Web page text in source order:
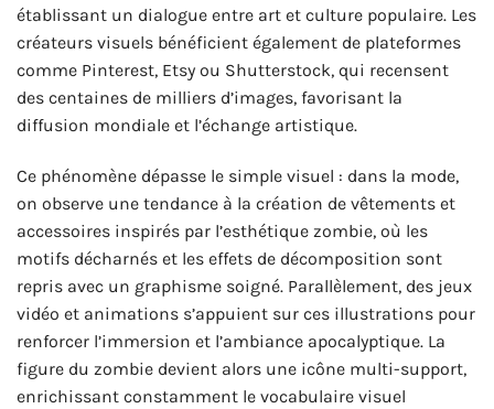
établissant un dialogue entre art et culture populaire. Les
créateurs visuels bénéficient également de plateformes
comme Pinterest, Etsy ou Shutterstock, qui recensent
des centaines de milliers d’images, favorisant la
diffusion mondiale et l’échange artistique.
Ce phénomène dépasse le simple visuel : dans la mode,
on observe une tendance à la création de vêtements et
accessoires inspirés par l’esthétique zombie, où les
motifs décharnés et les effets de décomposition sont
repris avec un graphisme soigné. Parallèlement, des jeux
vidéo et animations s’appuient sur ces illustrations pour
renforcer l’immersion et l’ambiance apocalyptique. La
figure du zombie devient alors une icône multi-support,
enrichissant constamment le vocabulaire visuel